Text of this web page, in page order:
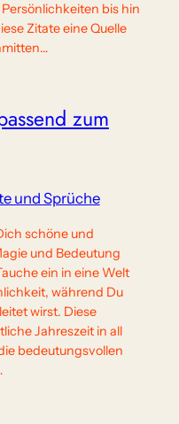
bis hin
Zitate eine Quelle
zum
und Sprüche
schöne und
und Bedeutung
ein in eine Welt
während Du
wirst. Diese
Jahreszeit in all
bedeutungsvollen